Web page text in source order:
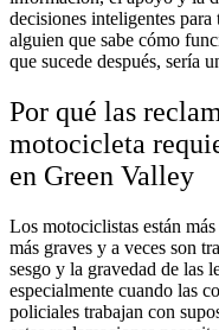
decisiones inteligentes
alguien que sabe cómo
que sucede después, sería
Por qué las
motocicleta
en Green Valley
Los motociclistas están
más graves y a veces son
sesgo y la gravedad de las
especialmente cuando las
policiales trabajan con